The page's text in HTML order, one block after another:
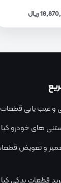
و عیب یابی قطعات
های خودرو کیا
و تعویض
قطعات یدکی کیا